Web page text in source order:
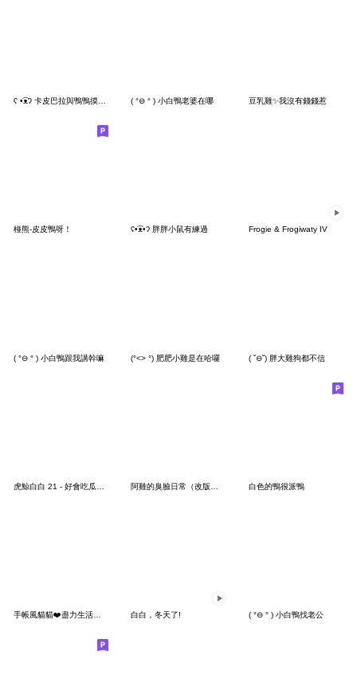
( °⊖ ° ) 小白鴨老婆在哪 豆乳雞✨我沒有錢錢惹
椪熊-皮皮鴨呀！ ʕ•͡ᴥ•ʔ 胖胖小鼠有練過 Frogie & Frogiwaty IV
( °⊖ ° ) 小白鴨跟我講幹嘛 (°<> °) 肥肥小雞是在哈囉 ( ˘⊖˘) 胖大雞狗都不信
白色的鴨很派鴨
手帳風貓貓❤️盡力生活及工作的貓貓 白白，冬天了! ( °⊖ ° ) 小白鴨找老公